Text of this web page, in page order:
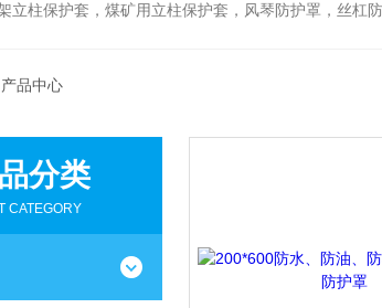
立柱保护套，煤矿用立柱保护套，风琴防护罩，丝杠
品中心
分类
CATEGORY